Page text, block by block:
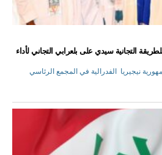
التجانية سيدي على بلعرابي التجاني لأداء
نيجيريا الفدرالية في المجمع الرئاسي